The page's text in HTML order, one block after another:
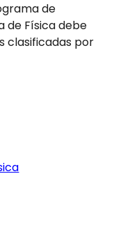
de
de Física debe
clasificadas por